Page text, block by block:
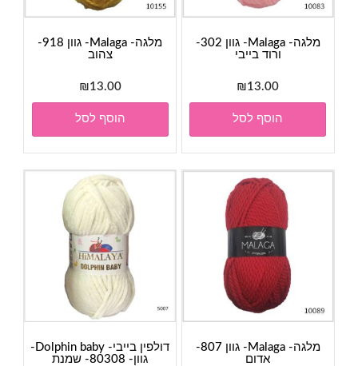
מלגה- Malaga- גוון 302-
ורוד בייבי
₪13.00
הוסף לסל
מלגה- Malaga- גוון 918-
צהוב
₪13.00
הוסף לסל
מלגה- Malaga- גוון 807-
אדום
דולפין בייבי- Dolphin baby-
גוון- 80308- שמנת